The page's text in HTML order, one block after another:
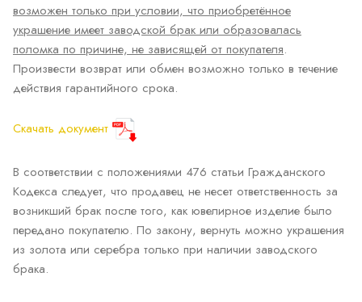
возможен только при условии, что приобретённое
украшение имеет заводской брак или образовалась
поломка по причине, не зависящей от покупателя.
Произвести возврат или обмен возможно только в течение
действия гарантийного срока.
Скачать документ
В соответствии с положениями 476 статьи Гражданского
Кодекса следует, что продавец не несет ответственность за
возникший брак после того, как ювелирное изделие было
передано покупателю. По закону, вернуть можно украшения
из золота или серебра только при наличии заводского
брака.